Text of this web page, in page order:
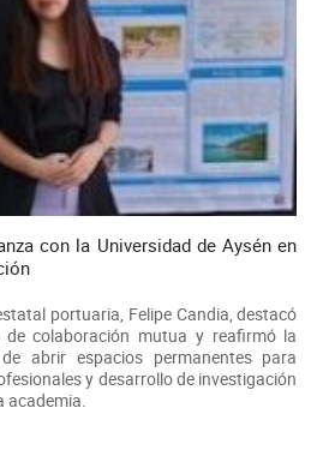
con la Universidad de Aysén en
portuaria, Felipe Candia, destacó
de colaboración mutua y reafirmó la
abrir espacios permanentes para
y desarrollo de investigación